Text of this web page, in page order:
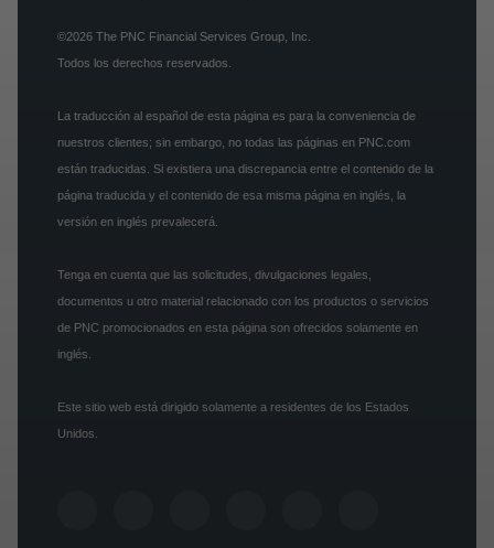
©2026 The PNC Financial Services Group, Inc.
Todos los derechos reservados.
La traducción al español de esta página es para la conveniencia de
nuestros clientes; sin embargo, no todas las páginas en PNC.com
están traducidas. Si existiera una discrepancia entre el contenido de la
página traducida y el contenido de esa misma página en inglés, la
versión en inglés prevalecerá.
Tenga en cuenta que las solicitudes, divulgaciones legales,
documentos u otro material relacionado con los productos o servicios
de PNC promocionados en esta página son ofrecidos solamente en
inglés.
Este sitio web está dirigido solamente a residentes de los Estados
Unidos.